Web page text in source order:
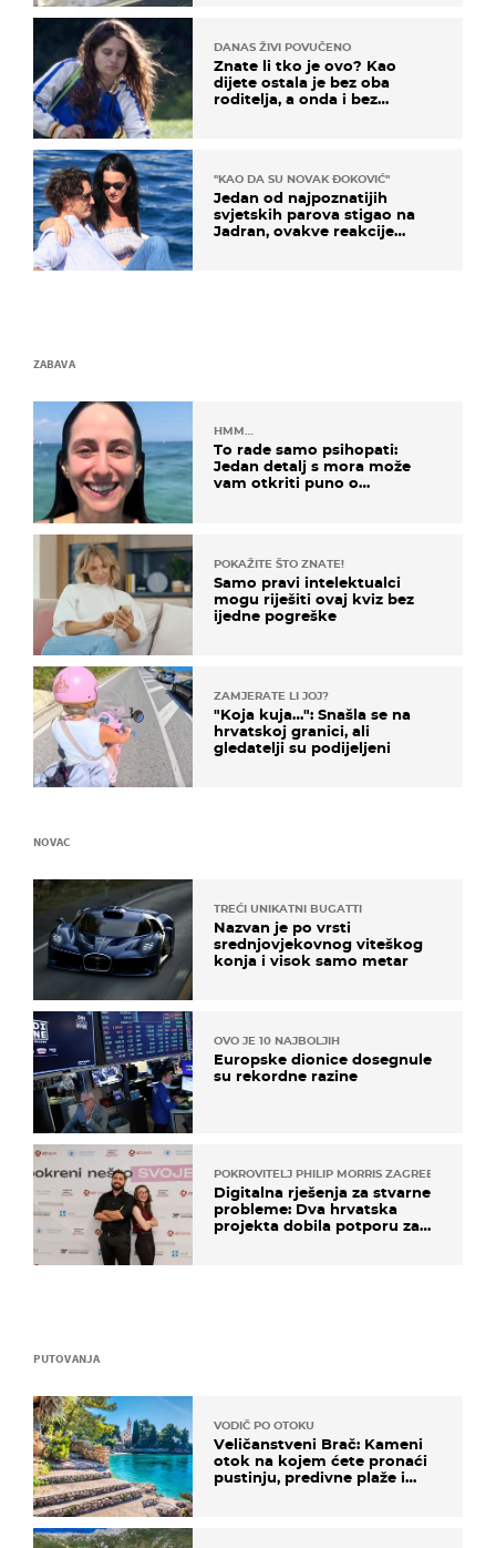
DANAS ŽIVI POVUČENO
Znate li tko je ovo? Kao
dijete ostala je bez oba
roditelja, a onda i bez
"KAO DA SU NOVAK ĐOKOVIĆ"
Jedan od najpoznatijih
svjetskih parova stigao na
Jadran, ovakve reakcije
ZABAVA
HMM…
To rade samo psihopati:
Jedan detalj s mora može
vam otkriti puno o
POKAŽITE ŠTO ZNATE!
Samo pravi intelektualci
mogu riješiti ovaj kviz bez
ijedne pogreške
ZAMJERATE LI JOJ?
"Koja kuja…": Snašla se na
hrvatskoj granici, ali
gledatelji su podijeljeni
PUTOVANJA
VODIČ PO OTOKU
Veličanstveni Brač: Kameni
otok na kojem ćete pronaći
pustinju, predivne plaže i
NOVAC
TREĆI UNIKATNI BUGATTI
Nazvan je po vrsti
srednjovjekovnog viteškog
konja i visok samo metar
OVO JE 10 NAJBOLJIH
Europske dionice dosegnule
su rekordne razine
POKROVITELJ PHILIP MORRIS ZAGREB
Digitalna rješenja za stvarne
probleme: Dva hrvatska
projekta dobila potporu za